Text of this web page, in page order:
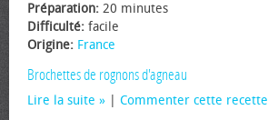
Préparation: 20 minutes
Difficulté: facile
Origine: France
Brochettes de rognons d'agneau
Lire la suite Commenter cette recette